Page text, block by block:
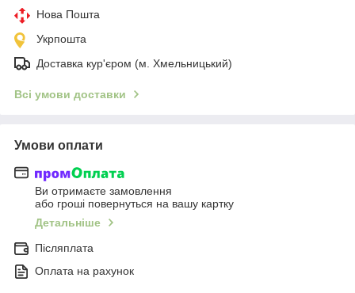
Нова Пошта
Укрпошта
Доставка кур'єром (м. Хмельницький)
Всі умови доставки
Умови оплати
Ви отримаєте замовлення
або гроші повернуться на вашу картку
Детальніше
Післяплата
Оплата на рахунок